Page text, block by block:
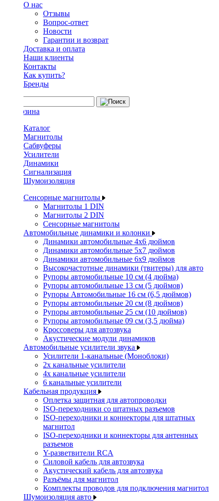
О нас
Отзывы
Вопрос-ответ
Новости
Гарантии и возврат
Доставка и оплата
Наши клиенты
Контакты
Как купить?
Бренды
Каталог
Магнитолы
Сабвуферы
Усилители
Динамики
Сигнализация
Шумоизоляция
Сенсорные магнитолы
Магнитолы 1 DIN
Магнитолы 2 DIN
Сенсорные магнитолы
Автомобильные динамики и колонки
Динамики автомобильные 4x6 дюймов
Динамики автомобильные 5x7 дюймов
Динамики автомобильные 6x9 дюймов
Высокочастотные динамики (твитеры) для авто
Рупоры автомобильные 10 см (4 дюйма)
Рупоры автомобильные 13 см (5 дюймов)
Рупоры Автомобильные 16 см (6,5 дюймов)
Рупоры автомобильные 20 см (8 дюймов)
Рупоры автомобильные 25 см (10 дюймов)
Рупоры автомобильные 09 см (3,5 дюйма)
Кроссоверы для автозвука
Акустические модули динамиков
Автомобильные усилители звука
Усилители 1-канальные (Моноблоки)
2х канальные усилители
4х канальные усилители
6 канальные усилители
Кабельная продукция
Оплетка защитная для автопроводки
ISO-переходники со штатных разъемов
ISO-переходники и коннекторы для штатных
магнитол
ISO-переходники и коннекторы для антенных
разъемов
Y-разветвители RCA
Силовой кабель для автозвука
Акустический кабель для автозвука
Разъёмы для магнитол
Комплекты проводов для подключения магнитол
Шумоизоляция авто